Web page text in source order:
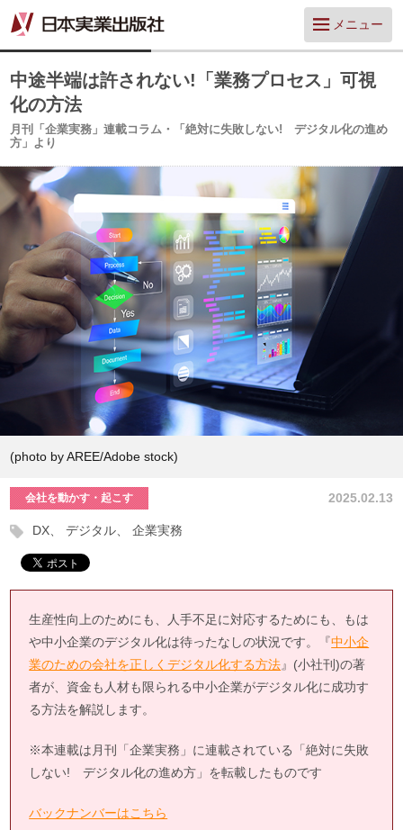
メニュー
中途半端は許されない!「業務プロセス」可視
化の方法
月刊「企業実務」連載コラム・「絶対に失敗しない! デジタル化の進め
方」より
(photo by AREE/Adobe stock)
2025.02.13
会社を動かす・起こす
DX デジタル 企業実務
生産性向上のためにも、人手不足に対応するためにも、もは
や中小企業のデジタル化は待ったなしの状況です。『中小企
業のための会社を正しくデジタル化する方法』(小社刊)の著
者が、資金も人材も限られる中小企業がデジタル化に成功す
る方法を解説します。
※本連載は月刊「企業実務」に連載されている「絶対に失敗
しない! デジタル化の進め方」を転載したものです
バックナンバーはこちら